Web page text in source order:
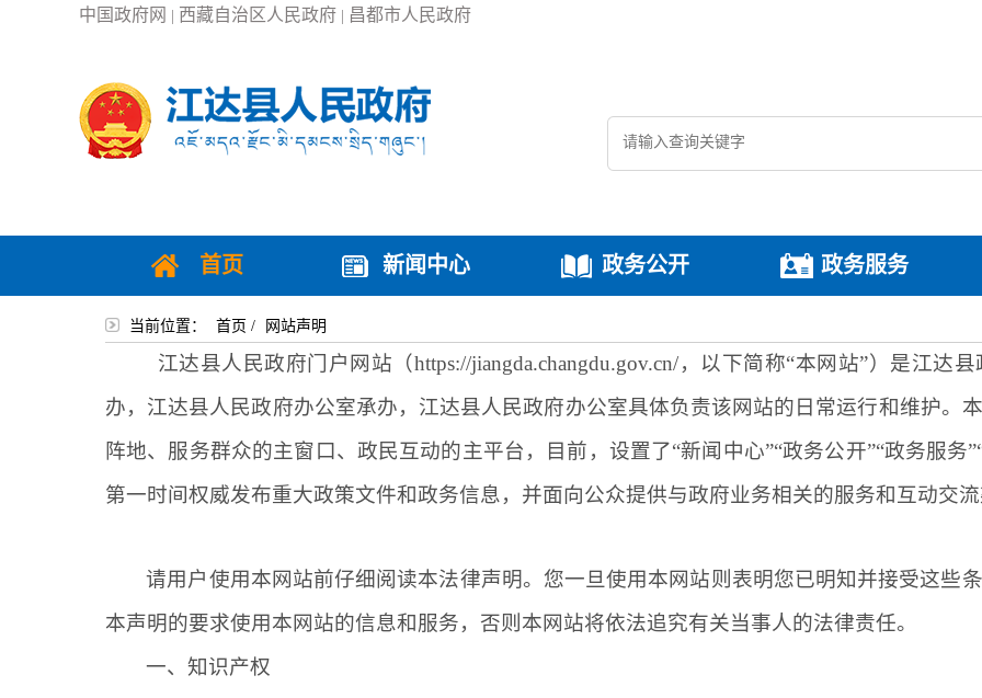
中国政府网 西藏自治区人民政府
昌都市人民政府
首页 新闻中心 政务公开 政务服务
当前位置： 首页 / 网站声明
江达县人民政府门户网站（https://jiangda.changdu.gov.cn/，以下简称“本网站”）是江达县
办， 江达县人民政府办公室承办， 江达县人民政府办公室具体负责该网站的日常运行和维护。
阵地、服务群众的主窗口、政民互动的主平台，目前，设置了“新闻中心”“政务公开”“政务服务
第一时间权威发布重大政策文件和政务信息，并面向公众提供与政府业务相关的服务和互动交流
请用户使用本网站前仔细阅读本法律声明。您一旦使用本网站则表明您已明知并接受这些
本声明的要求使用本网站的信息和服务，否则本网站将依法追究有关当事人的法律责任。
一、知识产权